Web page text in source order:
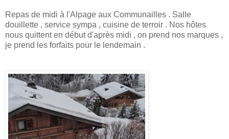
Repas de midi à l'Alpage aux Communailles . Salle
douillette , service sympa , cuisine de terroir . Nos hôtes
nous quittent en début d'après midi , on prend nos marques ,
je prend les forfaits pour le lendemain .